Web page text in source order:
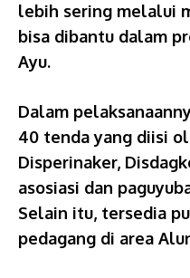
lebih sering melalui
bisa dibantu dalam
Ayu.
Dalam
40 tenda yang diisi
Disperinaker,
asosiasi dan
Selain itu, tersedia
pedagang di area